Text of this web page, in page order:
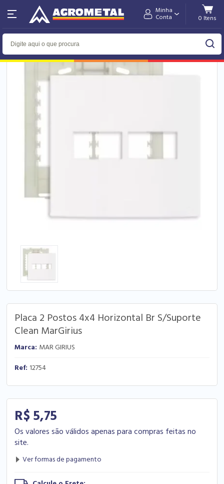
Minha
Conta
Home Elétrica
Placa 2 Postos 4x4 Horizontal Br S/Suporte
Clean MarGirius
Marca: MAR GIRIUS
Ref: 12754
R$ 5,75
Os valores são válidos apenas para compras feitas no
site.